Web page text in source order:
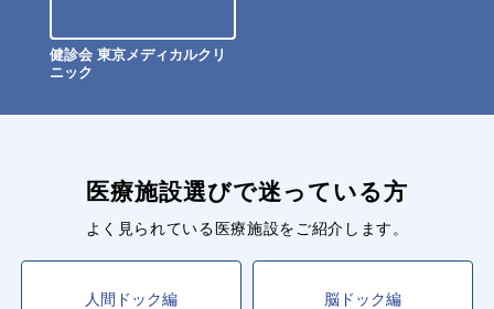
健診会 東京メディカルクリ
ニック
医療施設選びで迷っている方
よく見られている医療施設をご紹介します。
人間ドック編 脳ドック編